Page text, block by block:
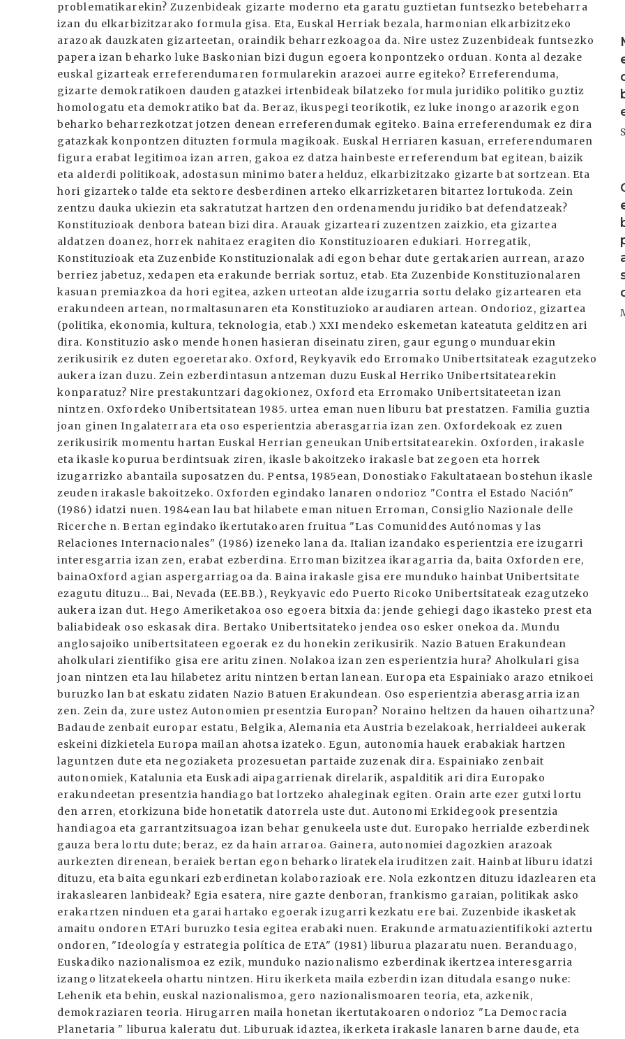
problematikarekin? Zuzenbideak gizarte moderno eta garatu guztietan funtsezko betebeharra
izan du elkarbizitzarako formula gisa. Eta, Euskal Herriak bezala, harmonian elkarbizitzeko
arazoak dauzkaten gizarteetan, oraindik beharrezkoagoa da. Nire ustez Zuzenbideak funtsezko
papera izan beharko luke Baskonian bizi dugun egoera konpontzeko orduan. Konta al dezake
euskal gizarteak erreferendumaren formularekin arazoei aurre egiteko? Erreferenduma,
gizarte demokratikoen dauden gatazkei irtenbideak bilatzeko formula juridiko politiko guztiz
homologatu eta demokratiko bat da. Beraz, ikuspegi teorikotik, ez luke inongo arazorik egon
beharko beharrezkotzat jotzen denean erreferendumak egiteko. Baina erreferendumak ez dira
gatazkak konpontzen dituzten formula magikoak. Euskal Herriaren kasuan, erreferendumaren
figura erabat legitimoa izan arren, gakoa ez datza hainbeste erreferendum bat egitean, baizik
eta alderdi politikoak, adostasun minimo batera helduz, elkarbizitzako gizarte bat sortzean. Eta
hori gizarteko talde eta sektore desberdinen arteko elkarrizketaren bitartez lortukoda. Zein
zentzu dauka ukiezin eta sakratutzat hartzen den ordenamendu juridiko bat defendatzeak?
Konstituzioak denbora batean bizi dira. Arauak gizarteari zuzentzen zaizkio, eta gizartea
aldatzen doanez, horrek nahitaez eragiten dio Konstituzioaren edukiari. Horregatik,
Konstituzioak eta Zuzenbide Konstituzionalak adi egon behar dute gertakarien aurrean, arazo
berriez jabetuz, xedapen eta erakunde berriak sortuz, etab. Eta Zuzenbide Konstituzionalaren
kasuan premiazkoa da hori egitea, azken urteotan alde izugarria sortu delako gizartearen eta
erakundeen artean, normaltasunaren eta Konstituzioko araudiaren artean. Ondorioz, gizartea
(politika, ekonomia, kultura, teknologia, etab.) XXI mendeko eskemetan kateatuta gelditzen ari
dira. Konstituzio asko mende honen hasieran diseinatu ziren, gaur egungo munduarekin
zerikusirik ez duten egoeretarako. Oxford, Reykyavik edo Erromako Unibertsitateak ezagutzeko
aukera izan duzu. Zein ezberdintasun antzeman duzu Euskal Herriko Unibertsitatearekin
konparatuz? Nire prestakuntzari dagokionez, Oxford eta Erromako Unibertsitateetan izan
nintzen. Oxfordeko Unibertsitatean 1985. urtea eman nuen liburu bat prestatzen. Familia guztia
joan ginen Ingalaterrara eta oso esperientzia aberasgarria izan zen. Oxfordekoak ez zuen
zerikusirik momentu hartan Euskal Herrian geneukan Unibertsitatearekin. Oxforden, irakasle
eta ikasle kopurua berdintsuak ziren, ikasle bakoitzeko irakasle bat zegoen eta horrek
izugarrizko abantaila suposatzen du. Pentsa, 1985ean, Donostiako Fakultataean bostehun ikasle
zeuden irakasle bakoitzeko. Oxforden egindako lanaren ondorioz "Contra el Estado Nación"
(1986) idatzi nuen. 1984ean lau bat hilabete eman nituen Erroman, Consiglio Nazionale delle
Ricerche n. Bertan egindako ikertutakoaren fruitua "Las Comuniddes Autónomas y las
Relaciones Internacionales" (1986) izeneko lana da. Italian izandako esperientzia ere izugarri
interesgarria izan zen, erabat ezberdina. Erroman bizitzea ikaragarria da, baita Oxforden ere,
bainaOxford agian aspergarriagoa da. Baina irakasle gisa ere munduko hainbat Unibertsitate
ezagutu dituzu... Bai, Nevada (EE.BB.), Reykyavic edo Puerto Ricoko Unibertsitateak ezagutzeko
aukera izan dut. Hego Ameriketakoa oso egoera bitxia da: jende gehiegi dago ikasteko prest eta
baliabideak oso eskasak dira. Bertako Unibertsitateko jendea oso esker onekoa da. Mundu
anglosajoiko unibertsitateen egoerak ez du honekin zerikusirik. Nazio Batuen Erakundean
aholkulari zientifiko gisa ere aritu zinen. Nolakoa izan zen esperientzia hura? Aholkulari gisa
joan nintzen eta lau hilabetez aritu nintzen bertan lanean. Europa eta Espainiako arazo etnikoei
buruzko lan bat eskatu zidaten Nazio Batuen Erakundean. Oso esperientzia aberasgarria izan
zen. Zein da, zure ustez Autonomien presentzia Europan? Noraino heltzen da hauen oihartzuna?
Badaude zenbait europar estatu, Belgika, Alemania eta Austria bezelakoak, herrialdeei aukerak
eskeini dizkietela Europa mailan ahotsa izateko. Egun, autonomia hauek erabakiak hartzen
laguntzen dute eta negoziaketa prozesuetan partaide zuzenak dira. Espainiako zenbait
autonomiek, Katalunia eta Euskadi aipagarrienak direlarik, aspalditik ari dira Europako
erakundeetan presentzia handiago bat lortzeko ahaleginak egiten. Orain arte ezer gutxi lortu
den arren, etorkizuna bide honetatik datorrela uste dut. Autonomi Erkidegook presentzia
handiagoa eta garrantzitsuagoa izan behar genukeela uste dut. Europako herrialde ezberdinek
gauza bera lortu dute; beraz, ez da hain arraroa. Gainera, autonomiei dagozkien arazoak
aurkezten direnean, beraiek bertan egon beharko liratekela iruditzen zait. Hainbat liburu idatzi
dituzu, eta baita egunkari ezberdinetan kolaborazioak ere. Nola ezkontzen dituzu idazlearen eta
irakaslearen lanbideak? Egia esatera, nire gazte denboran, frankismo garaian, politikak asko
erakartzen ninduen eta garai hartako egoerak izugarri kezkatu ere bai. Zuzenbide ikasketak
amaitu ondoren ETAri buruzko tesia egitea erabaki nuen. Erakunde armatuazientifikoki aztertu
ondoren, "Ideología y estrategia política de ETA" (1981) liburua plazaratu nuen. Beranduago,
Euskadiko nazionalismoa ez ezik, munduko nazionalismo ezberdinak ikertzea interesgarria
izango litzatekeela ohartu nintzen. Hiru ikerketa maila ezberdin izan ditudala esango nuke:
Lehenik eta behin, euskal nazionalismoa, gero nazionalismoaren teoria, eta, azkenik,
demokraziaren teoria. Hirugarren maila honetan ikertutakoaren ondorioz "La Democracia
Planetaria " liburua kaleratu dut. Liburuak idaztea, ikerketa irakasle lanaren barne daude, eta